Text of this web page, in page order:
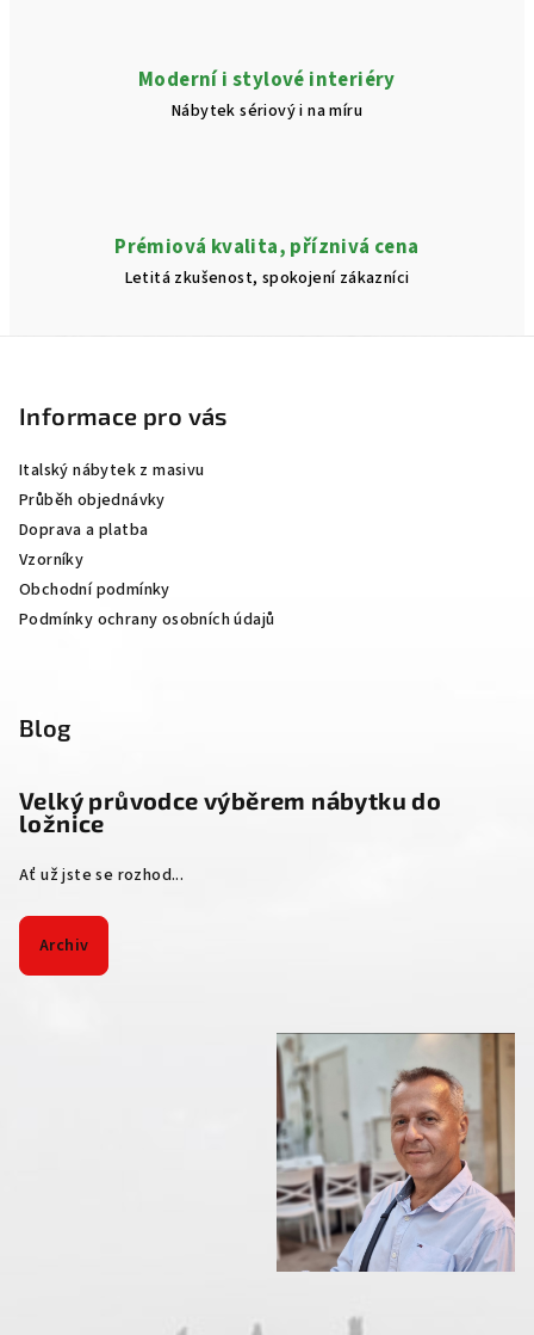
Moderní i stylové interiéry
Nábytek sériový i na míru
Prémiová kvalita, příznivá cena
Letitá zkušenost, spokojení zákazníci
Informace pro vás
Italský nábytek z masivu
Průběh objednávky
Doprava a platba
Vzorníky
Obchodní podmínky
Podmínky ochrany osobních údajů
Blog
Velký průvodce výběrem nábytku do
ložnice
Ať už jste se rozhod...
Archiv